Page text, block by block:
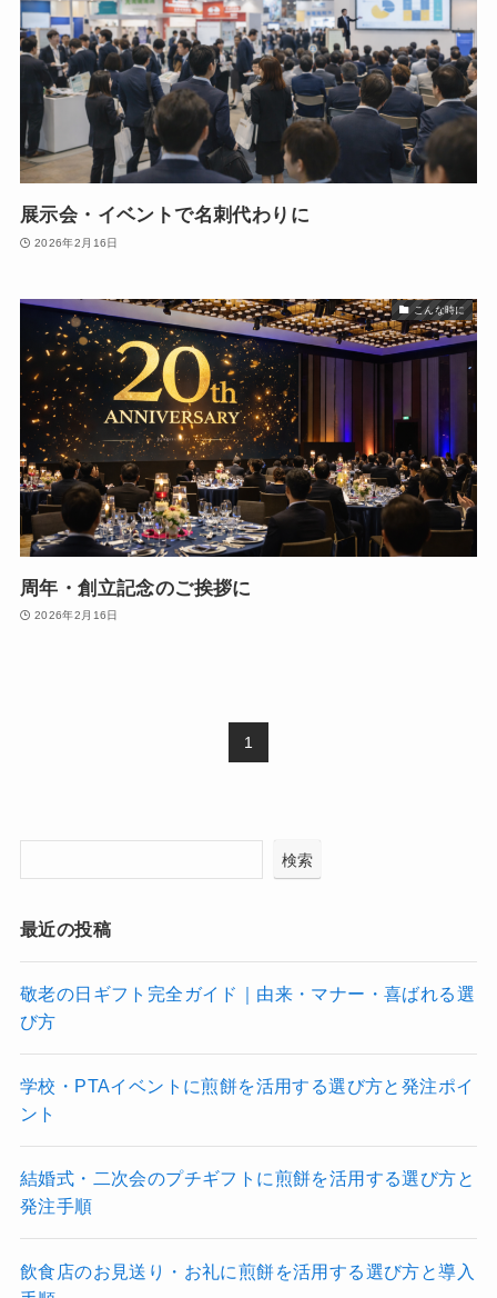
展示会・イベントで名刺代わりに
2026年2月16日
こんな時に
周年・創立記念のご挨拶に
2026年2月16日
1
検索
最近の投稿
敬老の日ギフト完全ガイド｜由来・マナー・喜ばれる選
び方
学校・PTAイベントに煎餅を活用する選び方と発注ポイ
ント
結婚式・二次会のプチギフトに煎餅を活用する選び方と
発注手順
飲食店のお見送り・お礼に煎餅を活用する選び方と導入